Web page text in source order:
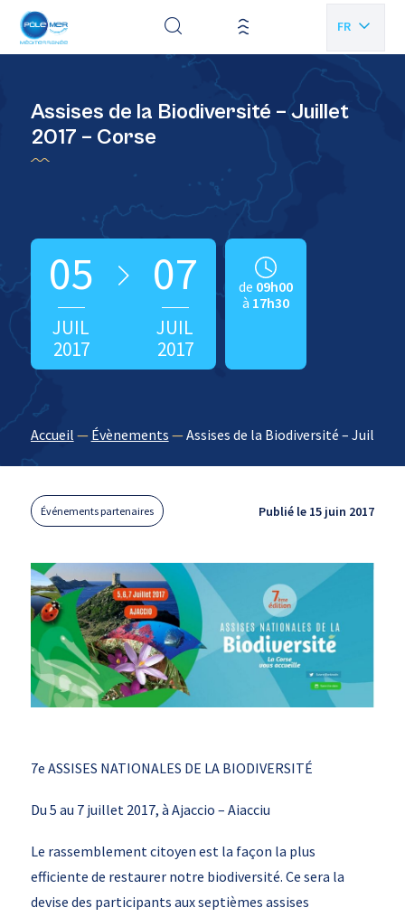
FR
Assises de la Biodiversité – Juillet
2017 – Corse
05
JUIL
2017
07
JUIL
2017
de 09h00
à 17h30
Accueil — Évènements —Assises de la Biodiversité – Juillet
Événements partenaires Publié le 15 juin 2017
7e ASSISES NATIONALES DE LA BIODIVERSITÉ
Du 5 au 7 juillet 2017, à Ajaccio – Aiacciu
Le rassemblement citoyen est la façon la plus
efficiente de restaurer notre biodiversité. Ce sera la
devise des participants aux septièmes assises
Panneau de gestion des cookies